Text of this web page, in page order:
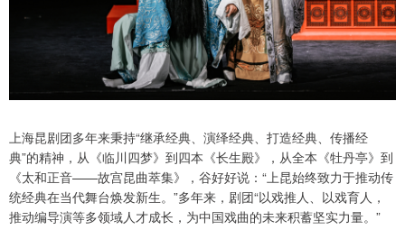
上海昆剧团多年来秉持“继承经典、演绎经典、打造经典、传播经
典”的精神，从《临川四梦》到四本《长生殿》，从全本《牡丹亭》到
《太和正音——故宫昆曲萃集》，谷好好说：“上昆始终致力于推动传
统经典在当代舞台焕发新生。”多年来，剧团“以戏推人、以戏育人，
推动编导演等多领域人才成长，为中国戏曲的未来积蓄坚实力量。”